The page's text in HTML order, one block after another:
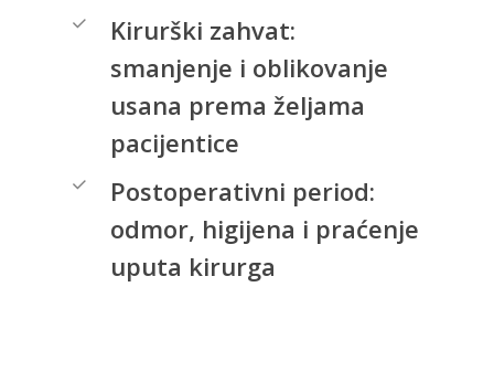
Kirurški zahvat:
smanjenje i oblikovanje
usana prema željama
pacijentice
Postoperativni period:
odmor, higijena i praćenje
uputa kirurga